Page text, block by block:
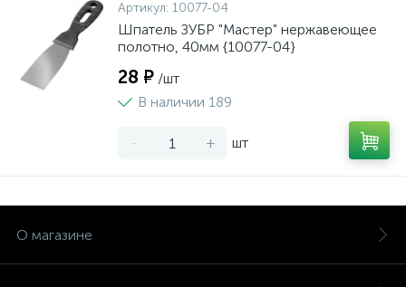
Артикул: 10077-04
Шпатель ЗУБР "Мастер" нержавеющее
полотно, 40мм {10077-04}
28 ₽ /шт
В наличии 189
- + шт
О магазине